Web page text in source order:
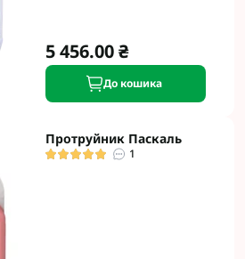
5 456.00 ₴
До кошика
Протруйник Паскаль
1